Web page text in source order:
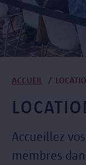
Fil
ACCUEIL
Accueillez
membres